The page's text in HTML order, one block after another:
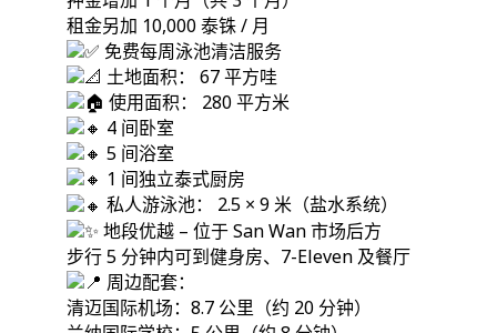
租金另加 10,000 泰铢 / 月
免费每周泳池清洁服务
土地面积： 67 平方哇
使用面积： 280 平方米
4 间卧室
5 间浴室
1 间独立泰式厨房
私人游泳池： 2.5 × 9 米（盐水系统）
地段优越 – 位于 San Wan 市场后方
步行 5 分钟内可到健身房、7-Eleven 及餐厅
周边配套：
清迈国际机场：8.7 公里（约 20 分钟）